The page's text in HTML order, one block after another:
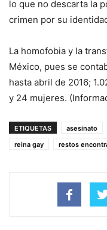
lo que no descarta la
crimen por su
La homofobia y la
México, pues se
hasta abril de 2016;
y 24 mujeres.
ETIQUETAS asesinato
reina gay
restos